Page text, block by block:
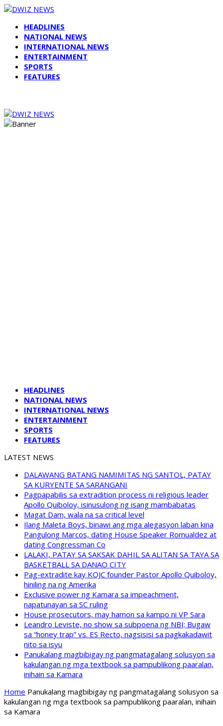
HEADLINES
NATIONAL NEWS
INTERNATIONAL NEWS
ENTERTAINMENT
SPORTS
FEATURES
HEADLINES
NATIONAL NEWS
INTERNATIONAL NEWS
ENTERTAINMENT
SPORTS
FEATURES
LATEST NEWS
DALAWANG BATANG NAMIMITAS NG SANTOL, PATAY
SA KURYENTE SA SARANGANI
Pagpapabilis sa extradition process ni religious leader
Apollo Quiboloy, isinusulong ng isang mambabatas
Magat Dam, wala na sa critical level
Ilang Maleta Boys, binawi ang mga alegasyon laban kina
Pangulong Marcos, dating House Speaker Romualdez at
dating Congressman Co
LALAKI, PATAY SA SAKSAK DAHIL SA ALITAN SA TAYA SA
BASKETBALL SA DANAO CITY
Pag-extradite kay KOJC founder Pastor Apollo Quiboloy,
hiniling na ng Amerika
Exclusive power ng Kamara sa impeachment,
napatunayan sa SC ruling
House prosecutors, may hamon sa kampo ni VP Sara
Leandro Leviste, no show sa subpoena ng NBI; Bugaw
sa “honey trap” vs. ES Recto, nagsisisi sa pagkakadawit
nito sa isyu
Panukalang magbibigay ng pangmatagalang solusyon sa
kakulangan ng mga textbook sa pampublikong paaralan,
inihain sa Kamara
Home Panukalang magbibigay ng pangmatagalang solusyon sa
kakulangan ng mga textbook sa pampublikong paaralan, inihain
sa Kamara